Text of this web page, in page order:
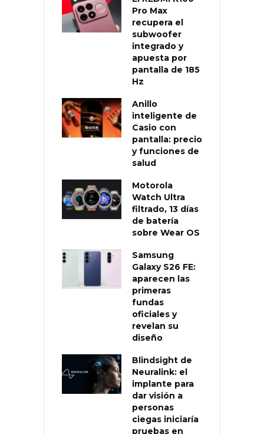
Pro Max
recupera el
subwoofer
integrado y
apuesta por
pantalla de 185
Hz
Anillo
inteligente de
Casio con
pantalla: precio
y funciones de
salud
Motorola
Watch Ultra
filtrado, 13 días
de batería
sobre Wear OS
Samsung
Galaxy S26 FE:
aparecen las
primeras
fundas
oficiales y
revelan su
diseño
Blindsight de
Neuralink: el
implante para
dar visión a
personas
ciegas iniciaría
pruebas en